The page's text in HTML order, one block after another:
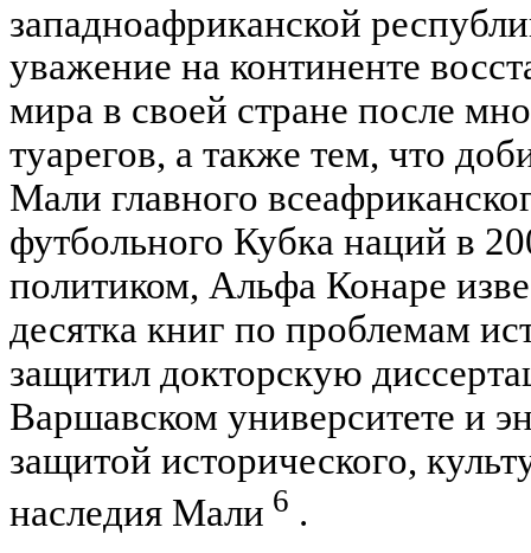
западноафриканской
уважение на континенте
мира в своей стране после
туарегов, а также тем, что
Мали главного
футбольного Кубка наций в
политиком, Альфа Конаре
десятка книг по проблемам
защитил докторскую
Варшавском университете и
защитой исторического,
наследия Мали 6 .